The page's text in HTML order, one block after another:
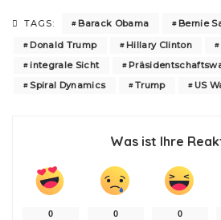
TAGS: Barack Obama
Bernie
Donald Trump
Hillary Clinton
integrale Sicht
Spiral Dynamics
Trump US
Was ist Ihre
0 0 0